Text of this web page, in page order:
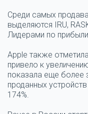
Среди самых
выделяются IRU,
Лидерами по
Apple также
привело к
показала еще более
проданных
174%.